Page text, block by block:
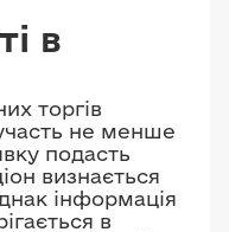
в
торгів
не менше
подасть
визнається
інформація
в